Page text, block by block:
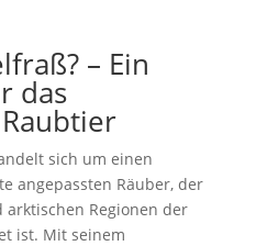
– Ein
das
sich um einen
angepassten Räuber, der
Regionen der
ist. Mit seinem